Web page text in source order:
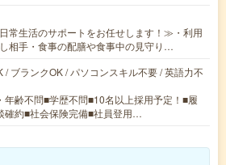
常生活のサポートをお任せします！≫・利用
相手・食事の配膳や食事中の見守り…
/ ブランクOK / パソコンスキル不要 / 英語力不
年齢不問■学歴不問■10名以上採用予定！■履
確約■社会保険完備■社員登用…